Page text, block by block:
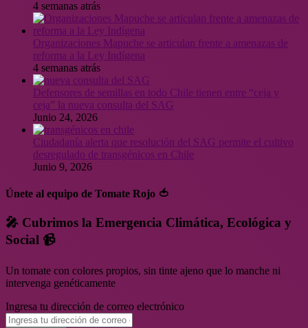
4 semanas atrás
Organizaciones Mapuche se articulan frente a amenazas de
reforma a la Ley Indígena
4 semanas atrás
Defensores de semillas en todo Chile tienen entre “ceja y
ceja” la nueva consulta del SAG
Junio 24, 2026
Ciudadanía alerta que resolución del SAG permite el cultivo
desregulado de transgénicos en Chile
Junio 9, 2026
Únete al equipo de Tomate Rojo 🍅
🎤 Cubrimos la Emergencia Climática, Ecológica y
Social 📹
Un tomate con colores propios, sin tinte ajeno que lo manche ni
intervenga genéticamente
Ingresa tu dirección de correo electrónico